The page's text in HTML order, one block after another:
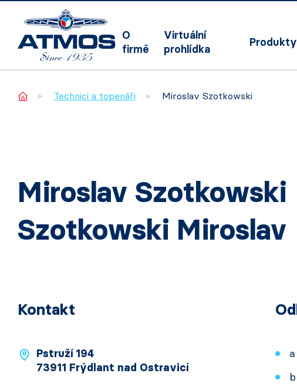
O
firmě
Virtuální
prohlídka
Produkty
Home Technici a topenáři Miroslav Szotkowski
Miroslav Szotkowski
Szotkowski Miroslav
Kontakt
Pstruží 194
73911 Frýdlant nad Ostravicí